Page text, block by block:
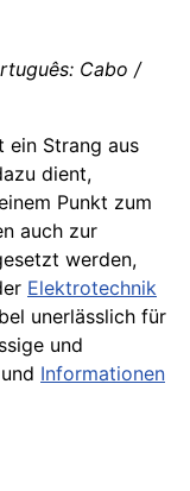
Cabo /
ein Strang aus
dient,
Punkt zum
auch zur
werden,
Elektrotechnik
unerlässlich für
und
und Informationen